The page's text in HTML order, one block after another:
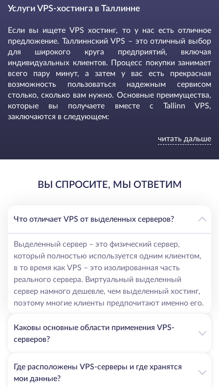
Услуги VPS-хостинга в Таллинне
Если вы ищете VPS хостинг, то у нас есть отличное
предложение. Таллиннский VPS – это отличный выбор
для широкого круга предприятий, включая
индивидуальных клиентов. Процесс покупки занимает
всего пару минут, а затем у вас есть прекрасная
возможность пользоваться надежным сервисом
столько, сколько вам нужно. Основные преимущества,
которые вы получаете вместе с Tallinn VPS,
заключаются в следующем:
получить любую помощь по вопросам управления
довольно дешевый вариант, при котором вы
выделенным сервером.
даже новый пользователь сможет легко управлять
всем, что ему нужно.
Технические характеристики сервера VPS в
Таллине
полностью зависят от выбранного пакета. У нас есть
несколько тарифных планов, с которыми вы можете
ознакомиться и решить, что лучше для вас. Однако
должны иметь четкое представление о том, что вам
больше подходит.
читать дальше
ВЫ СПРОСИТЕ, МЫ ОТВЕТИМ
Что отличает VPS от выделенных серверов?
Выделенный сервер – это физический сервер,
который полностью используется одним клиентом,
в то время как VPS – это изолированная часть
реального сервера. Виртуальный выделенный
сервер намного дешевле, чем выделенный хостинг,
поэтому многие клиенты предпочитают именно его.
Каковы основные области применения VPS-
серверов?
Где расположены VPS-серверы и где хранятся
мои данные?